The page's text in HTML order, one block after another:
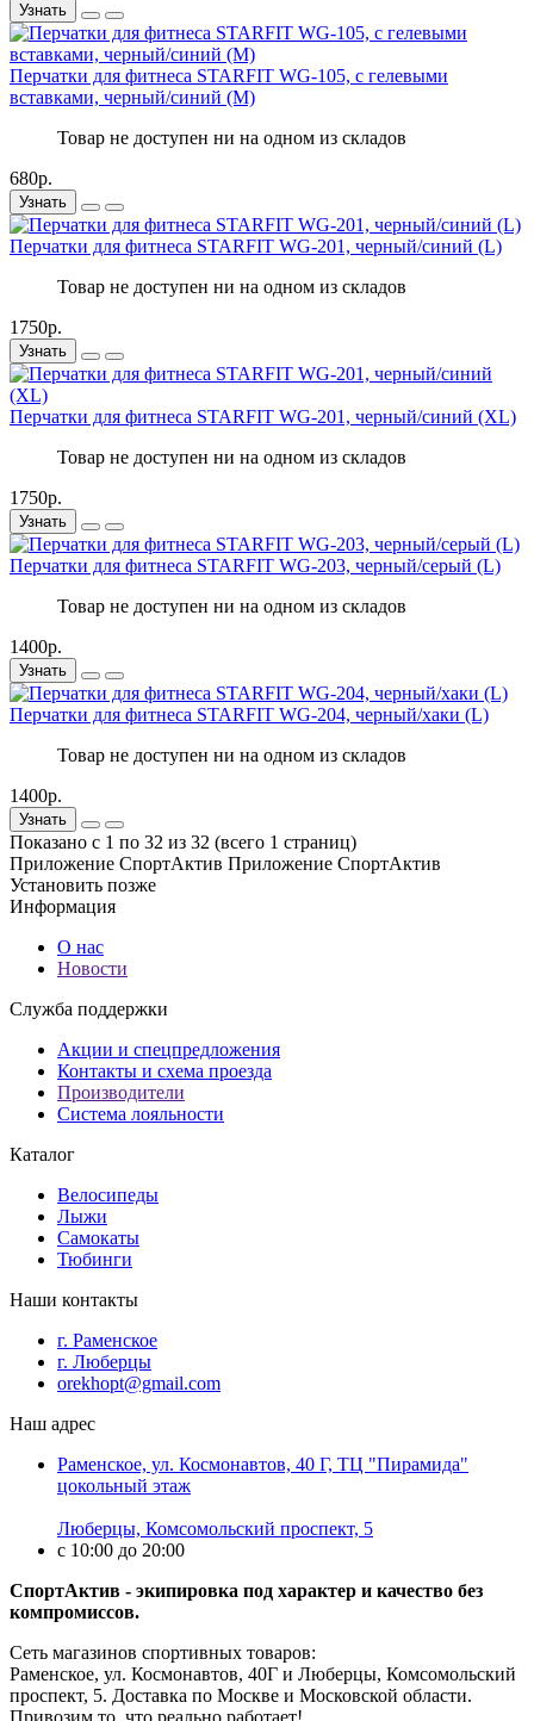
Узнать
Перчатки для фитнеса STARFIT WG-105, с гелевыми
вставками, черный/синий (M)
Товар не доступен ни на одном из складов
680р.
Узнать
Перчатки для фитнеса STARFIT WG-201, черный/синий (L)
Товар не доступен ни на одном из складов
1750р.
Узнать
Перчатки для фитнеса STARFIT WG-201, черный/синий (XL)
Товар не доступен ни на одном из складов
1750р.
Узнать
Перчатки для фитнеса STARFIT WG-203, черный/серый (L)
Товар не доступен ни на одном из складов
1400р.
Узнать
Перчатки для фитнеса STARFIT WG-204, черный/хаки (L)
Товар не доступен ни на одном из складов
1400р.
Узнать
Показано с 1 по 32 из 32 (всего 1 страниц)
Приложение СпортАктив Приложение СпортАктив
Установить позже
Информация
О нас
Новости
Служба поддержки
Акции и спецпредложения
Контакты и схема проезда
Производители
Система лояльности
Каталог
Велосипеды
Лыжи
Самокаты
Тюбинги
Наши контакты
г. Раменское
г. Люберцы
orekhopt@gmail.com
Наш адрес
Раменское, ул. Космонавтов, 40 Г, ТЦ "Пирамида"
цокольный этаж
Люберцы, Комсомольский проспект, 5
с 10:00 до 20:00
СпортАктив - экипировка под характер и качество без
компромиссов.
Сеть магазинов спортивных товаров:
Раменское, ул. Космонавтов, 40Г и Люберцы, Комсомольский
проспект, 5. Доставка по Москве и Московской области.